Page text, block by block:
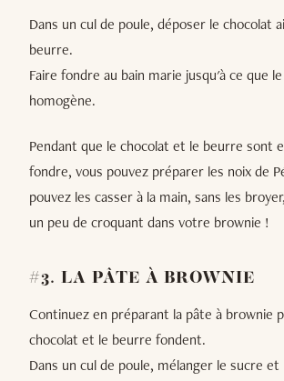
Dans un cul de poule, déposer le chocolat
beurre.
Faire fondre au bain marie jusqu'à ce que
homogène.
Pendant que le chocolat et le beurre sont
fondre, vous pouvez préparer les noix de
pouvez les casser à la main, sans les
un peu de croquant dans votre brownie !
#3. LA PÂTE À BROWNIE
Continuez en préparant la pâte à brownie
chocolat et le beurre fondent.
Dans un cul de poule, mélanger le sucre et